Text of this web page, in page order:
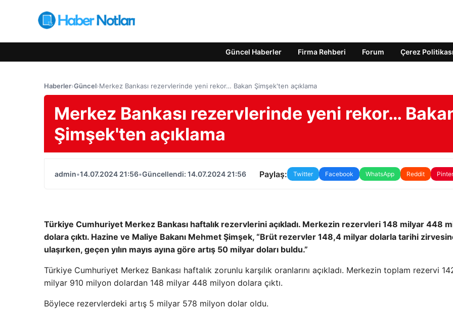
Güncel Haberler Firma Rehberi Forum Çerez Politikası
Haberler›Güncel›Merkez Bankası rezervlerinde yeni rekor… Bakan Şimşek'ten açıklama
Merkez Bankası rezervlerinde yeni rekor…
Şimşek'ten açıklama
admin•14.07.2024 21:56•Güncellendi: 14.07.2024 21:56 Paylaş: Twitter Facebook WhatsApp Reddit
Türkiye Cumhuriyet Merkez Bankası haftalık rezervlerini açıkladı. Merkezin rezervleri 148 milyar 448
dolara çıktı. Hazine ve Maliye Bakanı Mehmet Şimşek, “Brüt rezervler 148,4 milyar dolarla tarihi
ulaşırken, geçen yılın mayıs ayına göre artış 50 milyar doları buldu.”
Türkiye Cumhuriyet Merkez Bankası haftalık zorunlu karşılık oranlarını açıkladı. Merkezin toplam rezervi
milyar 910 milyon dolardan 148 milyar 448 milyon dolara çıktı.
Böylece rezervlerdeki artış 5 milyar 578 milyon dolar oldu.